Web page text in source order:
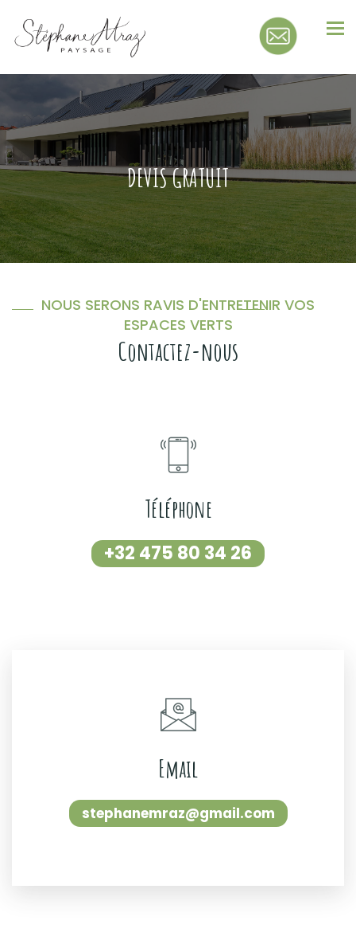
DEVIS GRATUIT
NOUS SERONS RAVIS D'ENTRETENIR VOS
ESPACES VERTS
Contactez-nous
Téléphone
+32 475 80 34 26
Email
stephanemraz@gmail.com